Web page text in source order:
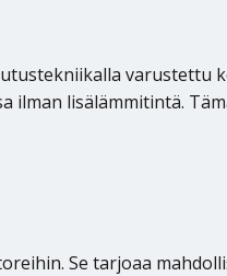
varustettu
ilman lisälämmitintä.
Se tarjoaa